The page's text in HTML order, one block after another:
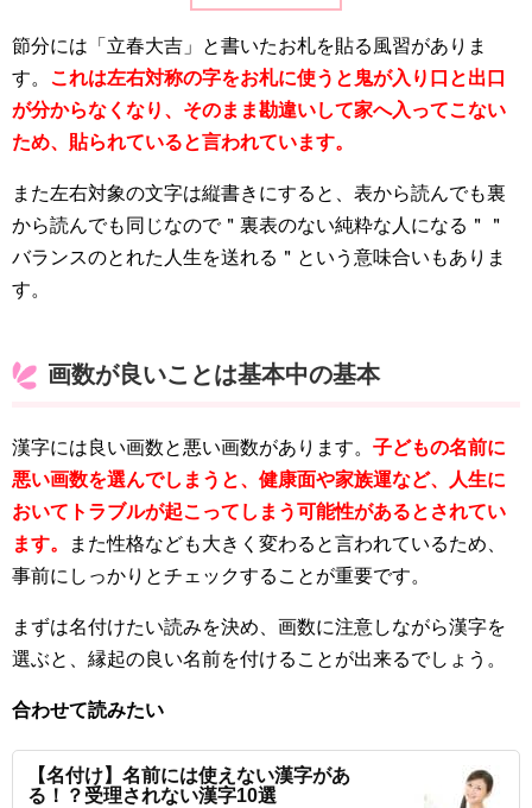
節分には「立春大吉」と書いたお札を貼る風習がありま
す。 これは左右対称の字をお札に使うと鬼が入り口と出口
が分からなくなり、そのまま勘違いして家へ入ってこない
ため、貼られていると言われています。
また左右対象の文字は縦書きにすると、表から読んでも裏
から読んでも同じなので＂裏表のない純粋な人になる＂＂
バランスのとれた人生を送れる＂という意味合いもありま
す。
画数が良いことは基本中の基本
漢字には良い画数と悪い画数があります。 子どもの名前に
悪い画数を選んでしまうと、健康面や家族運など、人生に
おいてトラブルが起こってしまう可能性があるとされてい
ます。
また性格なども大きく変わると言われているため、
事前にしっかりとチェックすることが重要です。
まずは名付けたい読みを決め、画数に注意しながら漢字を
選ぶと、縁起の良い名前を付けることが出来るでしょう。
合わせて読みたい
【名付け】名前には使えない漢字があ
る！？受理されない漢字10選